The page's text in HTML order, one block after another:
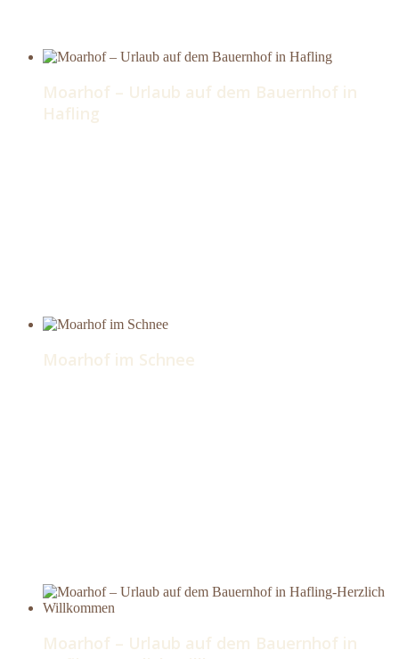
Moarhof – Urlaub auf dem Bauernhof in
Hafling
Moarhof im Schnee
Moarhof – Urlaub auf dem Bauernhof in